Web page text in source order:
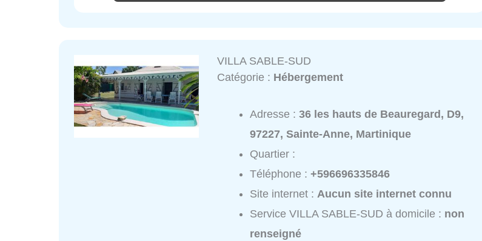
VILLA SABLE-SUD
Catégorie : Hébergement
Adresse :36 les hauts de Beauregard, D9,
97227, Sainte-Anne, Martinique
Quartier :
Téléphone :+596696335846
Site internet :Aucun site internet connu
Service VILLA SABLE-SUD à domicile : non
renseigné